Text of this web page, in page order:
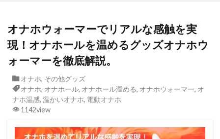
オナホウォーマーでリアルな感触を実
現！オナホールを温めるグッズオナホウ
ォーマーを徹底解説。
オナホ, その他グッズ
オナホ, オナホール, オナホール温める, オナホウォーマー, オ
ナホ温感, 温かいオナホ, 電動オナホ
1142view